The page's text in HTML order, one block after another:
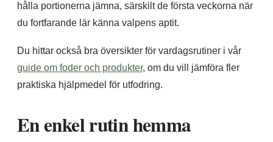
hålla portionerna jämna, särskilt de första veckorna när
du fortfarande lär känna valpens aptit.
Du hittar också bra översikter för vardagsrutiner i vår
guide om foder och produkter, om du vill jämföra fler
praktiska hjälpmedel för utfodring.
En enkel rutin hemma